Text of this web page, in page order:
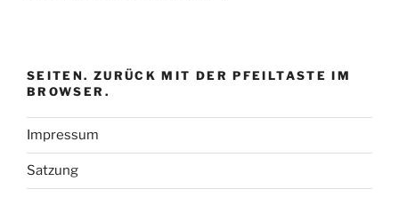
SEITEN. ZURÜCK MIT DER PFEILTASTE IM
BROWSER.
Impressum
Satzung